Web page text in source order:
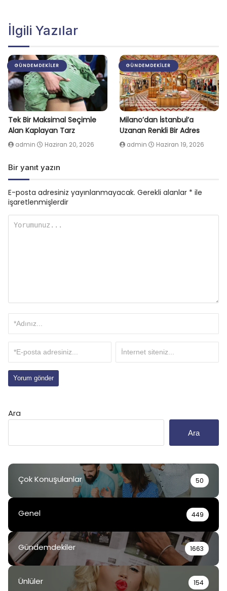
İlgili Yazılar
GÜNDEMDEKILER
Tek Bir Maksimal Seçimle
Alan Kaplayan Tarz
admin Haziran 20, 2026
GÜNDEMDEKILER
Milano’dan İstanbul’a
Uzanan Renkli Bir Adres
admin Haziran 19, 2026
Bir yanıt yazın
E-posta adresiniz yayınlanmayacak. Gerekli alanlar * ile
işaretlenmişlerdir
Ara
Ara
Çok Konuşulanlar 50
Genel 449
Gündemdekiler 1663
Ünlüler 154